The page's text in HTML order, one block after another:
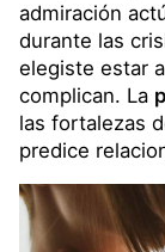
admiración
durante las
elegiste estar
complican. La
las fortalezas
predice